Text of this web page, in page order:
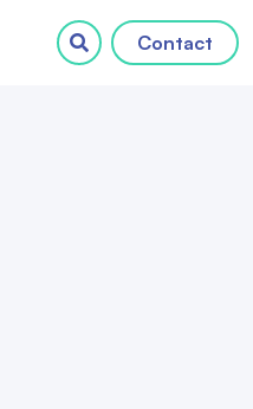
Contact